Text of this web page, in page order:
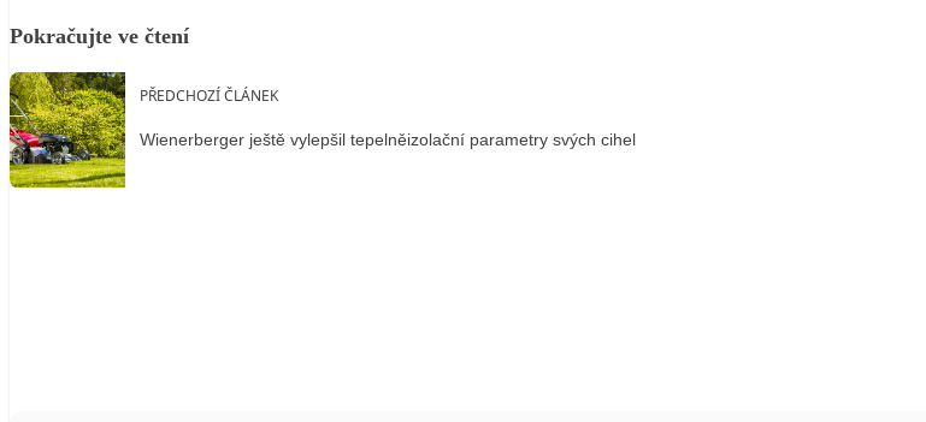
Pokračujte ve čtení
PŘEDCHOZÍ ČLÁNEK
Wienerberger ještě vylepšil tepelněizolační parametry svých cihel